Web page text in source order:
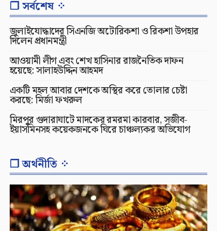
❐ সর্বশেষ ⁘
জুলাইযোদ্ধাদের সিএনজি অটোরিকশা ও রিকশা উপহার
দিলেন প্রধানমন্ত্রী
আওয়ামী লীগ এবং শেখ হাসিনার রাজনৈতিক দাফন
হয়েছে: সালাহউদ্দিন আহমদ
একটি মহল আবার দেশকে অস্থির করে তোলার চেষ্টা
করছে: মির্জা ফখরুল
মিরপুর গুদারাঘাটে মাদকের রমরমা কারবার, সজীব-
ইয়াসমিনসহ কয়েকজনকে ঘিরে চাঞ্চল্যকর অভিযোগ
❐ অর্থনীতি ⁘